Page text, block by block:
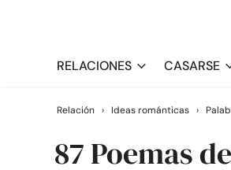
RELACIONES CASARSE
Relación › Ideas románticas ›
87 Poemas